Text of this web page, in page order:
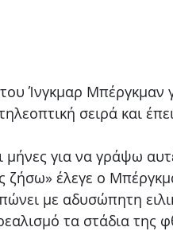
Ίνγκµαρ
σειρά και
μήνες για να γράψω
ζήσω» έλεγε ο
με αδυσώπητη
τα στάδια της